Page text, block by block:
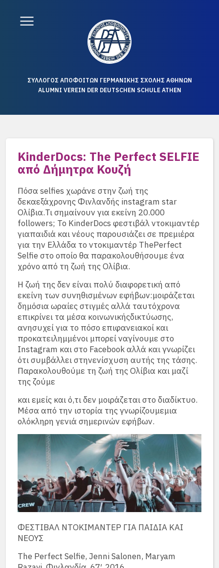
ΣΥΛΛΟΓΟΣ ΑΠΟΦΟΙΤΩΝ ΓΕΡΜΑΝΙΚΗΣ ΣΧΟΛΗΣ ΑΘΗΝΩΝ
ALUMNI VEREIN DER DEUTSCHEN SCHULE ATHEN
KinderDocs: The Perfect SELFIE
από Δήμητρα Κουζή
Πόσα selfies χωράνε στην ζωή της
δεκαεξάχρονης Φινλανδής instagram star
Ολίβια.Τι σημαίνουν για εκείνη 20.000
followers; Το KinderDocs φεστιβάλ ντοκιμαντέρ
γιαπαιδιά και νέους παρουσιάζει σε πρεμιέρα
για την Ελλάδα το ντοκιμαντέρ ThePerfect
Selfie στο οποίο θα παρακολουθήσουμε ένα
χρόνο από τη ζωή της Ολίβια.
Η ζωή της δεν είναι πολύ διαφορετική από
εκείνη των συνηθισμένων εφήβων:μοιράζεται
δημόσια ωραίες στιγμές αλλά ταυτόχρονα
επικρίνει τα μέσα κοινωνικήςδικτύωσης,
ανησυχεί για το πόσο επιφανειακοί και
προκατειλημμένοι μπορεί ναγίνουμε στο
Instagram και στο Facebook αλλά και γνωρίζει
ότι συμβάλλει στηνενίσχυση αυτής της τάσης.
Παρακολουθούμε τη ζωή της Ολίβια και μαζί
της ζούμε
και εμείς και ό,τι δεν μοιράζεται στο διαδίκτυο.
Μέσα από την ιστορία της γνωρίζουμεμια
ολόκληρη γενιά σημερινών εφήβων.
ΦΕΣΤΙΒΑΛ ΝΤΟΚΙΜΑΝΤΕΡ ΓΙΑ ΠΑΙΔΙΑ ΚΑΙ
ΝΕΟΥΣ
The Perfect Selfie, Jenni Salonen, Maryam